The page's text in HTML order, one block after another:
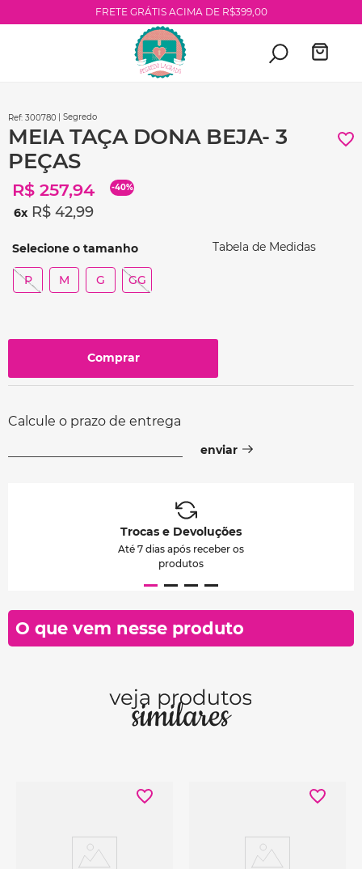
FRETE GRÁTIS ACIMA DE R$399,00
: 300780 | Segredo
MEIA TAÇA DONA BEJA- 3
PEÇAS
R$ 257,94 -40%
6 R$ 42,99
P M G GG
Tabela de Medidas
Comprar
Calcule o prazo de entrega
Trocas e Devoluções
Até 7 dias após receber os
produtos
O que vem nesse produto